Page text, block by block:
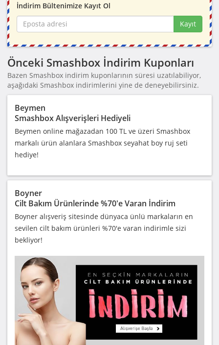
İndirim Bültenimize Kayıt Ol
Kayıt
Önceki Smashbox İndirim Kuponları
Bazen Smashbox indirim kuponlarının süresi uzatılabiliyor,
aşağıdaki Smashbox indirimlerini yine de deneyebilirsiniz.
Beymen
Smashbox Alışverişleri Hediyeli
Beymen online mağazadan 100 TL ve üzeri Smashbox
markalı ürün alanlara Smashbox seyahat boy ruj seti
hediye!
Boyner
Cilt Bakım Ürünlerinde %70'e Varan İndirim
Boyner alışveriş sitesinde dünyaca ünlü markaların en
sevilen cilt bakım ürünleri %70'e varan indirimle sizi
bekliyor!